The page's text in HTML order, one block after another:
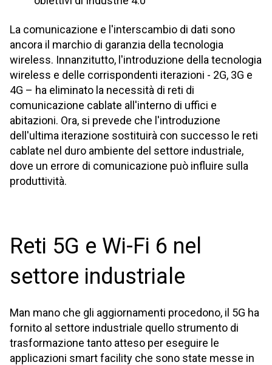
La comunicazione e l'interscambio di dati sono
ancora il marchio di garanzia della tecnologia
wireless. Innanzitutto, l'introduzione della tecnologia
wireless e delle corrispondenti iterazioni - 2G, 3G e
4G – ha eliminato la necessità di reti di
comunicazione cablate all'interno di uffici e
abitazioni. Ora, si prevede che l'introduzione
dell'ultima iterazione sostituirà con successo le reti
cablate nel duro ambiente del settore industriale,
dove un errore di comunicazione può influire sulla
produttività.
Reti 5G e Wi-Fi 6 nel
settore industriale
Man mano che gli aggiornamenti procedono, il 5G ha
fornito al settore industriale quello strumento di
trasformazione tanto atteso per eseguire le
applicazioni smart facility che sono state messe in